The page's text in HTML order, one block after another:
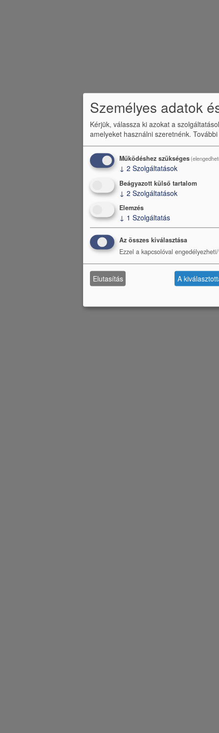
Személyes adatok
Kérjük, válassza ki azokat a
amelyeket használni szeretnénk.
Működéshez szükséges
↓ 2 Szolgáltatások
Beágyazott külső tartalom
↓ 2 Szolgáltatások
Elemzés
↓ 1 Szolgáltatás
Az összes kiválasztása
Ezzel a kapcsolóval
Elutasítás A